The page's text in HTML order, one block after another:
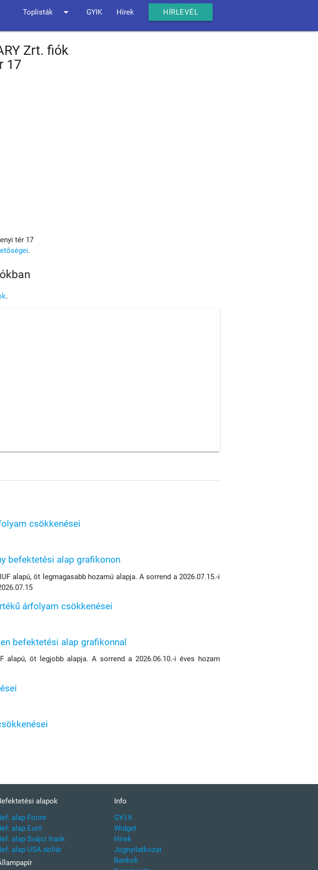
Toplisták arrow_drop_down GYIK Hírek HÍRLEVÉL
Zrt. fiók
17
tér 17
.
.
csökkenései
befektetési alap grafikonon
alapú, öt legmagasabb hozamú alapja. A sorrend a 2026.07.15.-i
árfolyam csökkenései
befektetési alap grafikonnal
alapú, öt legjobb alapja. A sorrend a 2026.06.10.-i éves hozam
alapok
alap Forint
alap Euró
alap Svájci frank
alap USA dollár
Info
GY.I.K
Widget
Hírek
Jognyilatkozat
Bankok